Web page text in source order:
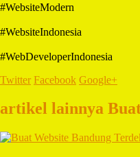
#WebsiteModern
#WebsiteIndonesia
#WebDeveloperIndonesia
Twitter Facebook Google+
artikel lainnya